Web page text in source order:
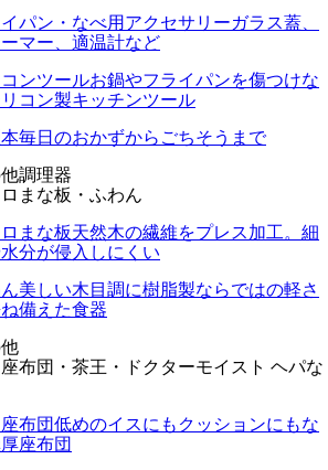
パン・なべ用アクセサリーガラス蓋、
マー、適温計など
ンツールお鍋やフライパンを傷つけな
コン製キッチンツール
毎日のおかずからごちそうまで
調理器
ロまな板・ふわん
まな板天然木の繊維をプレス加工。細
分が侵入しにくい
美しい木目調に樹脂製ならではの軽さ
備えた食器
布団・茶王・ドクターモイスト ヘパな
布団低めのイスにもクッションにもな
座布団